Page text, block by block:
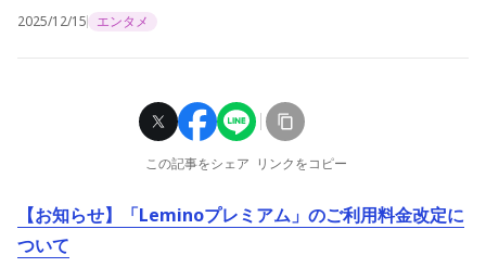
2025/12/15 エンタメ
この記事をシェア リンクをコピー
【お知らせ】「Leminoプレミアム」のご利用料金改定に
ついて